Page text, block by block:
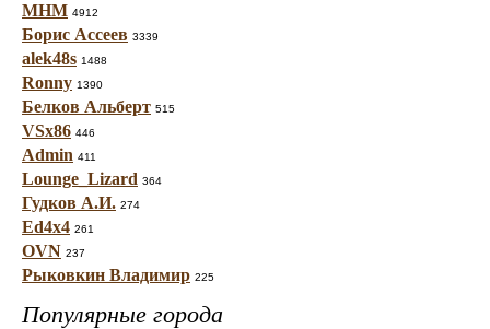
МНМ 4912
Борис Ассеев 3339
alek48s 1488
Ronny 1390
Белков Альберт 515
VSx86 446
Admin 411
Lounge_Lizard 364
Гудков А.И. 274
Ed4x4 261
OVN 237
Рыковкин Владимир 225
Популярные города